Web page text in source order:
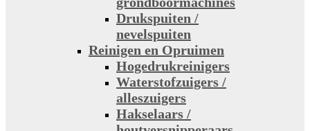
Drukspuiten /
nevelspuiten
Reinigen en Opruimen
Hogedrukreinigers
Waterstofzuigers /
alleszuigers
Hakselaars /